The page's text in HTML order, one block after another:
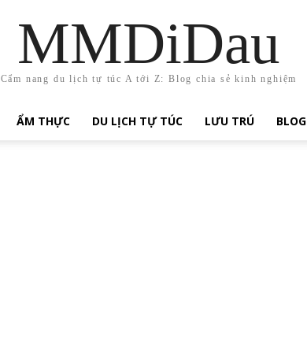
MMDiDau
Cẩm nang du lịch tự túc A tới Z: Blog chia sẻ kinh nghiệm
ẨM THỰC DU LỊCH TỰ TÚC LƯU TRÚ BLOG